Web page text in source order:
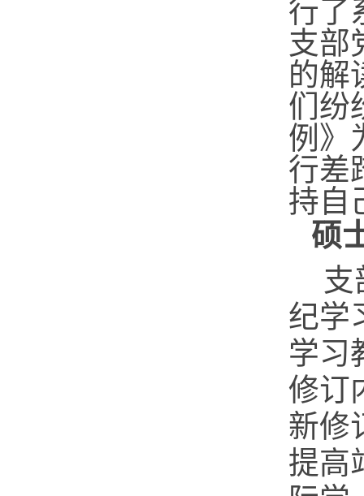
行了
支部
的解
们纷
例》
行差
持自
硕
支
纪学
学习
修订
新修
提高